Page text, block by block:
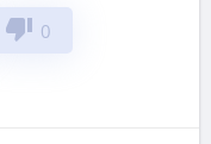
thumb_down 0